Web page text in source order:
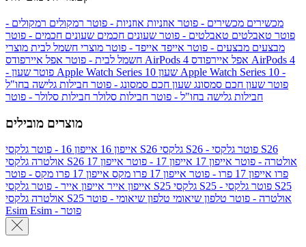
מכשירים מכשירים - פוטר אוזניות אוזניות - פוטר רמקולים רמקולים -
פוטר טאבלטים טאבלטים - פוטר שעונים חכמים שעונים חכמים - פוטר
מבצעים מבצעים - פוטר אייפד אייפד - פוטר מוצרי חשמל לבית מוצרי
חשמל לבית - פוטר אפל איירפודס AirPods 4 אפל איירפודס AirPods 4
- פוטר שעון Apple Watch Series 10 שעון Apple Watch Series 10 -
פוטר שעון חכם סמסונג שעון חכם סמסונג - פוטר חבילות גלישה בחו"ל
חבילות גלישה בחו"ל - פוטר חבילות סלולר חבילות סלולר - פוטר
מוצרים מובילים
אייפון 16 אייפון 16 - פוטר גלקסי S26 גלקסי S26 - פוטר גלקסי S26
אולטרה
גלקסי S26 אולטרה - פוטר אייפון 17 אייפון 17 - פוטר
אייפון 17
פרו אייפון 17 פרו - פוטר אייפון 17 פרו מקס
אייפון 17 פרו מקס - פוטר
אייפון אייר אייפון אייר - פוטר גלקסי S25 גלקסי S25 - פוטר גלקסי S25
אולטרה
גלקסי S25 אולטרה - פוטר טלפון שיאומי טלפון שיאומי - פוטר
Esim
Esim - פוטר